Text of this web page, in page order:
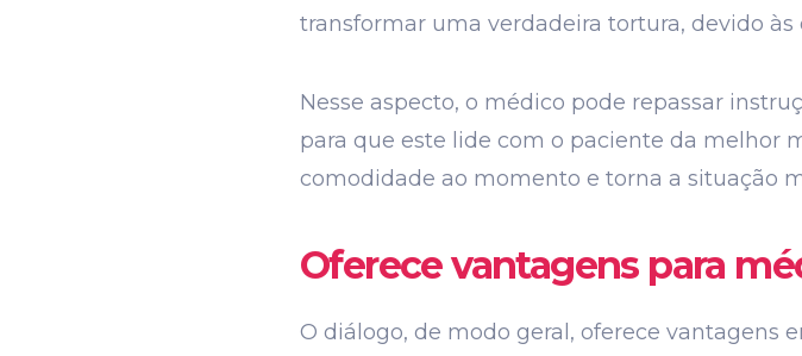
transformar uma verdadeira tortura, devido
Nesse aspecto, o médico pode repassar
para que este lide com o paciente da melhor
comodidade ao momento e torna a situação
Oferece vantagens para
O diálogo, de modo geral, oferece vantagens